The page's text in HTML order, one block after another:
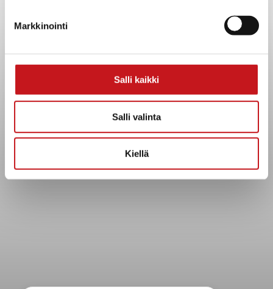
Markkinointi
Salli kaikki
Salli valinta
Kiellä
Strategiat, ohjelmat, ohjeet, suunnitelmat, säännöt ja
Asiakirjajulkisuuskuvaus
Saavutettavuusseloste
Tietosuojaselosteet